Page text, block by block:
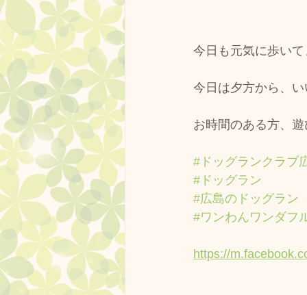
今日も元気に歩い
今日は夕方から、
お時間のある方、
#ドッグランクラブ
#ドッグラン
#広島のドッグラン
#ワンわんワンダフ
https://